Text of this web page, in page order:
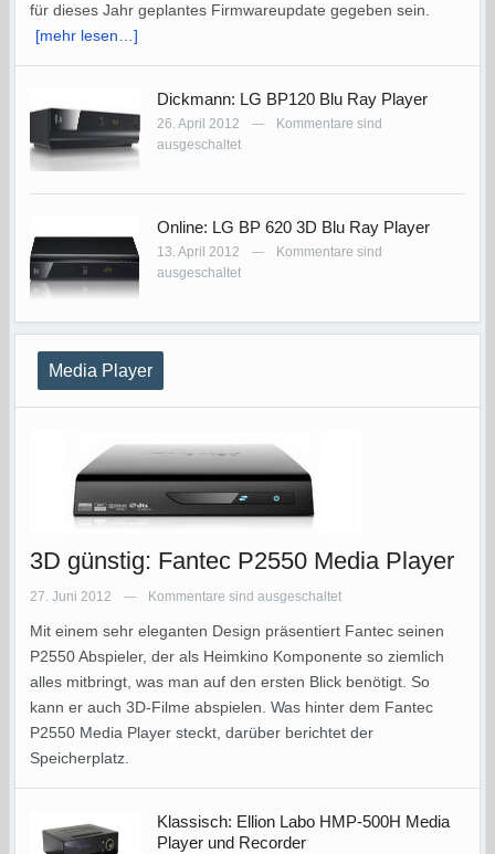
für dieses Jahr geplantes Firmwareupdate gegeben sein.
[mehr lesen…]
Dickmann: LG BP120 Blu Ray Player
26. April 2012 —
Kommentare sind
ausgeschaltet
Online: LG BP 620 3D Blu Ray Player
13. April 2012 —
Kommentare sind
ausgeschaltet
Media Player
3D günstig: Fantec P2550 Media Player
27. Juni 2012 — Kommentare sind ausgeschaltet
Mit einem sehr eleganten Design präsentiert Fantec seinen
P2550 Abspieler, der als Heimkino Komponente so ziemlich
alles mitbringt, was man auf den ersten Blick benötigt. So
kann er auch 3D-Filme abspielen. Was hinter dem Fantec
P2550 Media Player steckt, darüber berichtet der
Speicherplatz.
Klassisch: Ellion Labo HMP-500H Media
Player und Recorder